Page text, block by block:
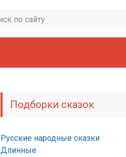
Подборки сказок
Русские народные сказки
Длинные